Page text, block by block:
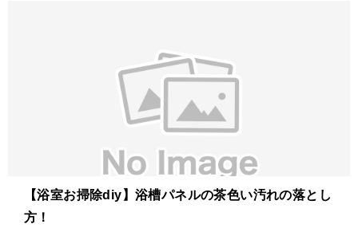
【浴室お掃除diy】浴槽パネルの茶色い汚れの落とし
方！